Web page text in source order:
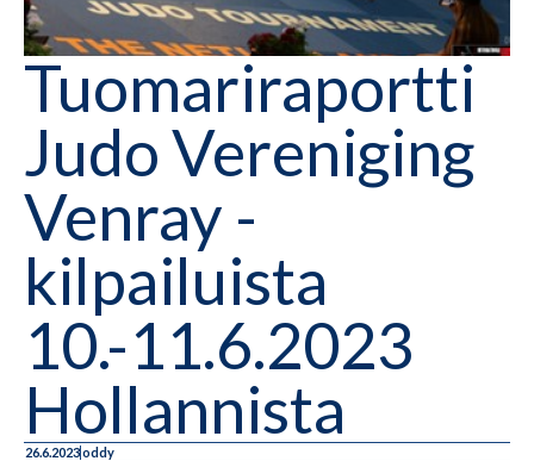
Tuomariraportti
Judo Vereniging
Venray -
kilpailuista
10.-11.6.2023
Hollannista
26.6.2023oddy